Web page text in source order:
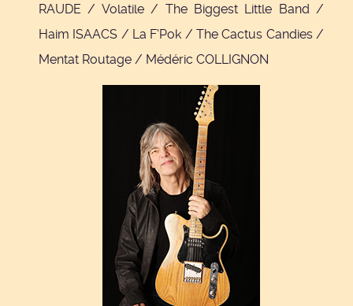
RAUDE / Volatile / The Biggest Little Band /
Haim ISAACS / La F'Pok / The Cactus Candies /
Mentat Routage / Médéric COLLIGNON